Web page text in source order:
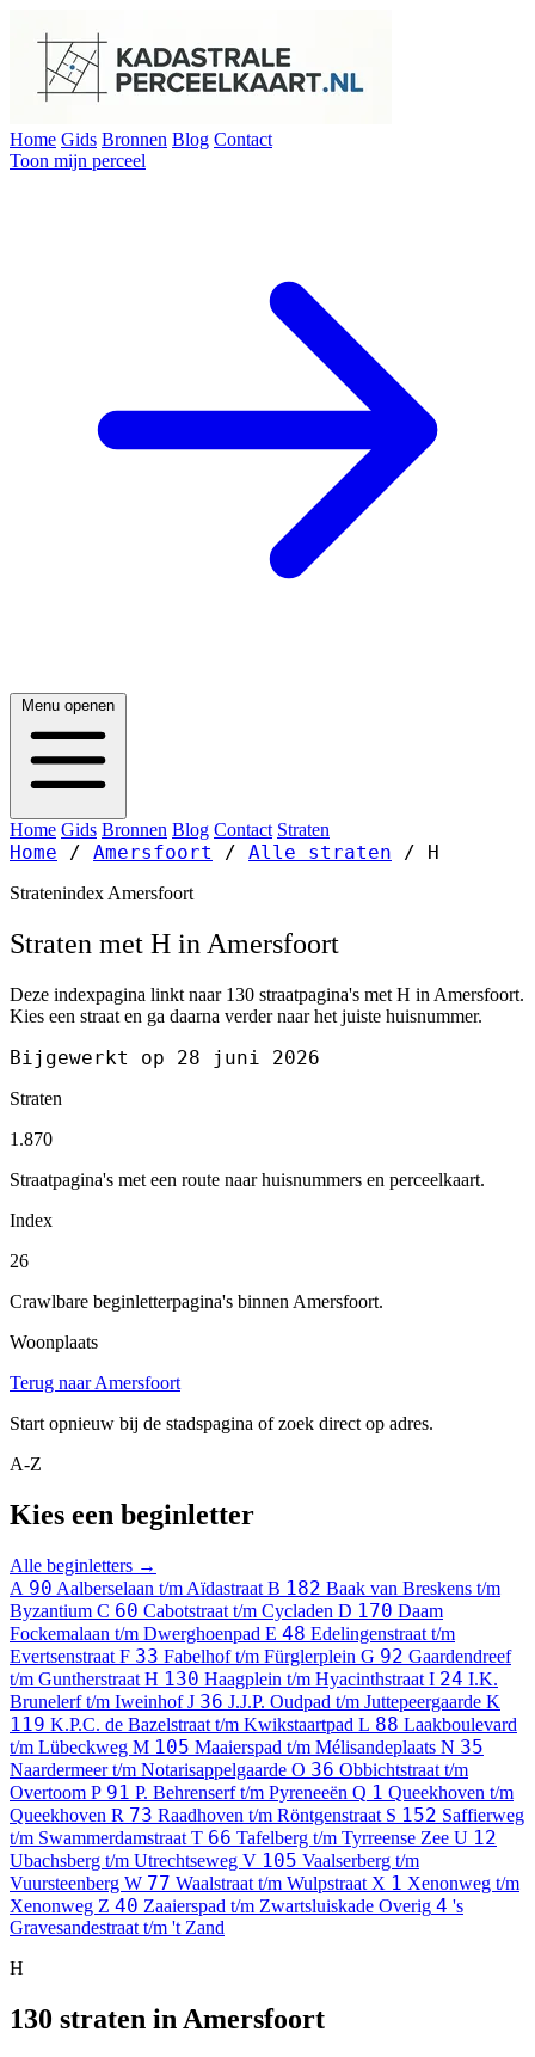
Home Gids Bronnen Blog Contact
Toon mijn perceel
Menu openen
Home Gids Bronnen Blog Contact Straten
Home / Amersfoort / Alle straten / H
Stratenindex Amersfoort
Straten met H in Amersfoort
Deze indexpagina linkt naar 130 straatpagina's met H in Amersfoort.
Kies een straat en ga daarna verder naar het juiste huisnummer.
Bijgewerkt op 28 juni 2026
Straten
1.870
Straatpagina's met een route naar huisnummers en perceelkaart.
Index
26
Crawlbare beginletterpagina's binnen Amersfoort.
Woonplaats
Terug naar Amersfoort
Start opnieuw bij de stadspagina of zoek direct op adres.
A-Z
Kies een beginletter
Alle beginletters →
A 90 Aalberselaan t/m Aïdastraat B 182 Baak van Breskens t/m
Byzantium C 60 Cabotstraat t/m Cycladen D 170 Daam
Fockemalaan t/m Dwerghoenpad E 48 Edelingenstraat t/m
Evertsenstraat F 33 Fabelhof t/m Fürglerplein G 92 Gaardendreef
t/m Guntherstraat H 130 Haagplein t/m Hyacinthstraat I 24 I.K.
Brunelerf t/m IweinhofJ 36 J.J.P. Oudpad t/m Juttepeergaarde K
119 K.P.C. de Bazelstraat t/m Kwikstaartpad L 88 Laakboulevard
t/m Lübeckweg M 105 Maaierspad t/m Mélisandeplaats N 35
Naardermeer t/m Notarisappelgaarde O 36 Obbichtstraat t/m
Overtoom P 91 P. Behrenserf t/m Pyreneeën Q 1 Queekhoven t/m
Queekhoven R 73 Raadhoven t/m Röntgenstraat S 152 Saffierweg
t/m Swammerdamstraat T 66 Tafelberg t/m Tyrreense Zee U 12
Ubachsberg t/m Utrechtseweg V 105 Vaalserberg t/m
Vuursteenberg W 77 Waalstraat t/m Wulpstraat X 1 Xenonweg t/m
Xenonweg Z 40 Zaaierspad t/m Zwartsluiskade Overig 4 's
Gravesandestraat t/m 't Zand
H
130 straten in Amersfoort